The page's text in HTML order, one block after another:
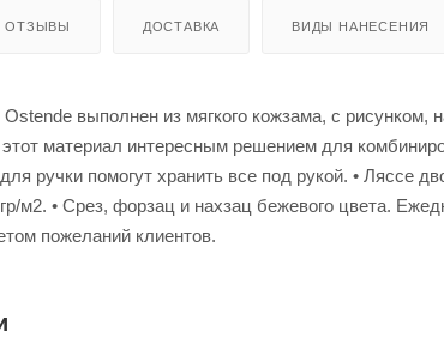
ОТЗЫВЫ ДОСТАВКА ВИДЫ НАНЕСЕНИЯ
выполнен из мягкого кожзама, с
материал интересным решением для
ручки помогут хранить все под рукой. • Ляссе
м2. • Срез, форзац и нахзац бежевого цвета.
пожеланий клиентов.